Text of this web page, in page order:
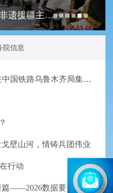
2026“新疆是个好地方”非遗援疆主题展示活动呈现共创成果
院信息
陈小江艾尔肯·吐尼亚孜在中国铁路乌鲁木齐局集团走访调研
壁山河，情铸兵团伟业
行动
数聚丝路雄关 智绘兵团新篇——2026数据要素×”大赛兵团分赛初赛即将鸣锣